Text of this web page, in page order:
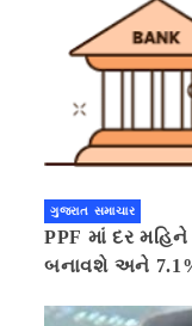
ગુજરાત સમાચાર
PPF માં દર
બનાવશે અને